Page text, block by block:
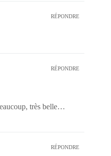
RÉPONDRE
RÉPONDRE
très belle…
RÉPONDRE